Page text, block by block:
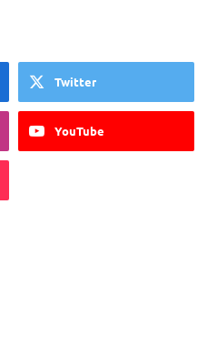
Twitter
YouTube